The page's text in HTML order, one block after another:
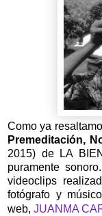
Como ya
Premeditación,
2015) de LA
puramente
videoclips
fotógrafo y
web, JUANMA